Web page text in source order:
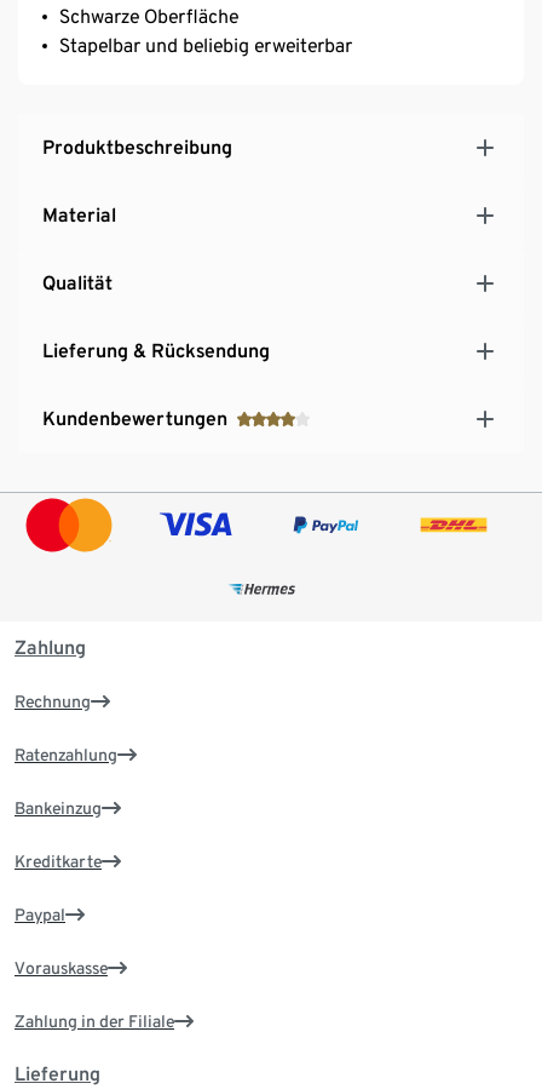
Schwarze Oberfläche
Stapelbar und beliebig erweiterbar
Produktbeschreibung
Material
Qualität
Lieferung & Rücksendung
Kundenbewertungen
Zahlung
Rechnung
Ratenzahlung
Bankeinzug
Kreditkarte
Paypal
Vorauskasse
Zahlung in der Filiale
Lieferung